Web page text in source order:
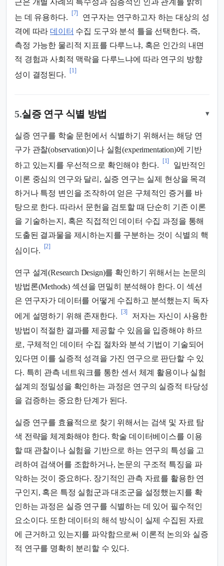
근은 개별 사례의 특수성과 심층적인 인과 관계를 밝히
는 데 유용하다.
[7]
연구자는 연구하고자 하는 대상의 성
격에 따라데이터 수집 도구와 분석 틀을 선택한다. 즉,
측정 가능한 물리적 지표를 다루느냐, 혹은 인간의 내면
적 경험과 사회적 맥락을 다루느냐에 따라 연구의 방향
성이 결정된다.
[1]
5.실증 연구 식별 방법 ▾
실증 연구를 학술 문헌에서 식별하기 위해서는 해당 연
구가 관찰(observation)이나 실험(experimentation)에 기반
하고 있는지를 우선적으로 확인해야 한다.
[1]
일반적인
이론 중심의 연구와 달리, 실증 연구는 실제 현상을 목격
하거나 특정 변인을 조작하여 얻은 구체적인 증거를 바
탕으로 한다. 따라서 문헌을 검토할 때 단순히 기존 이론
을 기술하는지, 혹은 직접적인 데이터 수집 과정을 통해
도출된 결과물을 제시하는지를 구분하는 것이 식별의 핵
심이다.
[2]
연구 설계(Research Design)를 확인하기 위해서는 논문의
방법론(Methods) 섹션을 면밀히 분석해야 한다. 이 섹션
은 연구자가 데이터를 어떻게 수집하고 분석했는지 독자
에게 설명하기 위해 존재한다.
[3]
저자는 자신이 사용한
방법이 적절한 결과를 제공할 수 있음을 입증해야 하므
로, 구체적인 데이터 수집 절차와 분석 기법이 기술되어
있다면 이를 실증적 성격을 가진 연구으로 판단할 수 있
다. 특히 관측 네트워크를 통한 센서 체계 활용이나 실험
설계의 정밀성을 확인하는 과정은 연구의 실증적 타당성
을 검증하는 중요한 단계가 된다.
실증 연구를 효율적으로 찾기 위해서는 검색 및 자료 탐
색 전략을 체계화해야 한다. 학술 데이터베이스를 이용
할 때 관찰이나 실험을 기반으로 하는 연구의 특성을 고
려하여 검색어를 조합하거나, 논문의 구조적 특징을 파
악하는 것이 중요하다. 장기적인 관측 자료를 활용한 연
구인지, 혹은 특정 실험군과 대조군을 설정했는지를 확
인하는 과정은 실증 연구를 식별하는 데 있어 필수적인
요소이다. 또한 데이터의 해석 방식이 실제 수집된 자료
에 근거하고 있는지를 파악함으로써 이론적 논의와 실증
적 연구를 명확히 분리할 수 있다.